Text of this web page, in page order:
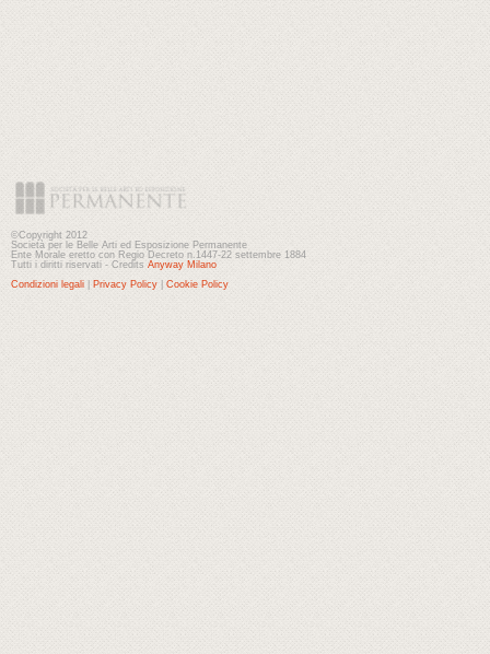
©Copyright 2012
Società per le Belle Arti ed Esposizione Permanente
Ente Morale eretto con Regio Decreto n.1447-22 settembre 1884
Tutti i diritti riservati - Credits Anyway Milano
Condizioni legali
Privacy Policy Cookie Policy